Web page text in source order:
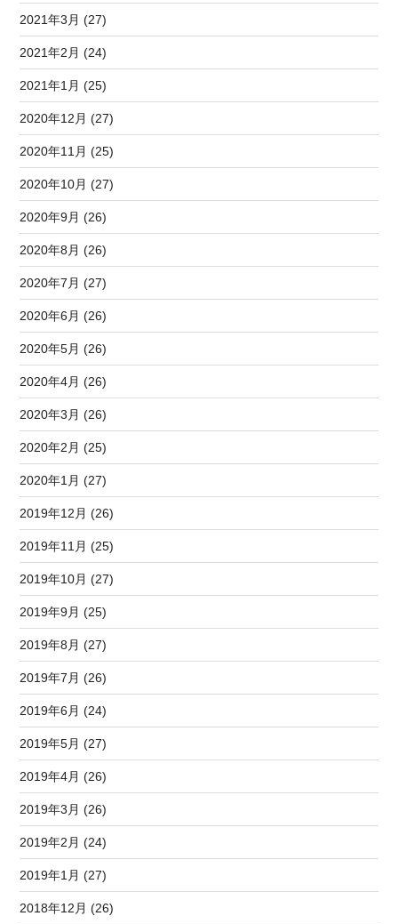
2021年3月 (27)
2021年2月 (24)
2021年1月 (25)
2020年12月 (27)
2020年11月 (25)
2020年10月 (27)
2020年9月 (26)
2020年8月 (26)
2020年7月 (27)
2020年6月 (26)
2020年5月 (26)
2020年4月 (26)
2020年3月 (26)
2020年2月 (25)
2020年1月 (27)
2019年12月 (26)
2019年11月 (25)
2019年10月 (27)
2019年9月 (25)
2019年8月 (27)
2019年7月 (26)
2019年6月 (24)
2019年5月 (27)
2019年4月 (26)
2019年3月 (26)
2019年2月 (24)
2019年1月 (27)
2018年12月 (26)